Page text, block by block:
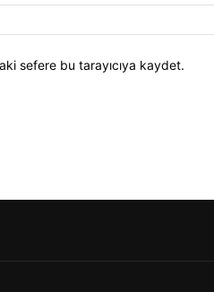
sefere bu tarayıcıya kaydet.